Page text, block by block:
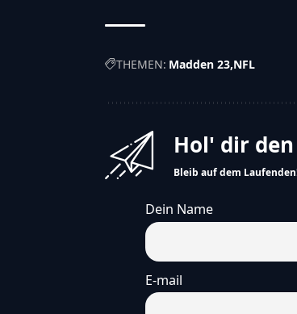
THEMEN: Madden 23 NFL
Hol' dir
Bleib auf dem
Dein Name
E-mail